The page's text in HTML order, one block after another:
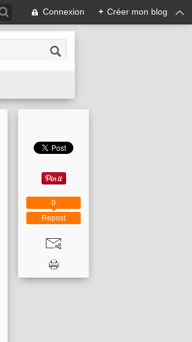
Connexion + Créer mon blog
Repost
0